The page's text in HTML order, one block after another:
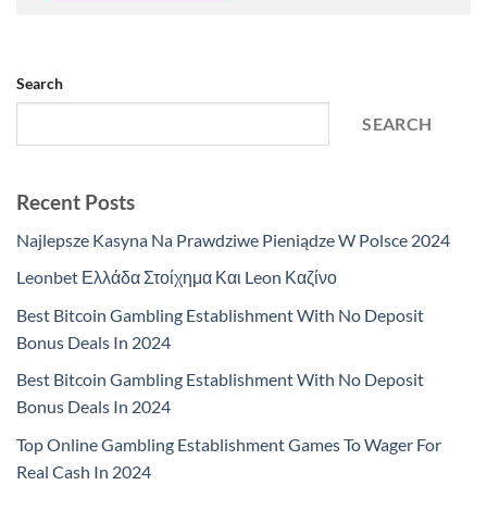
Search
SEARCH
Recent Posts
Najlepsze Kasyna Na Prawdziwe Pieniądze W Polsce 2024
Leonbet Ελλάδα Στοίχημα Και Leon Καζίνο
Best Bitcoin Gambling Establishment With No Deposit
Bonus Deals In 2024
Best Bitcoin Gambling Establishment With No Deposit
Bonus Deals In 2024
Top Online Gambling Establishment Games To Wager For
Real Cash In 2024